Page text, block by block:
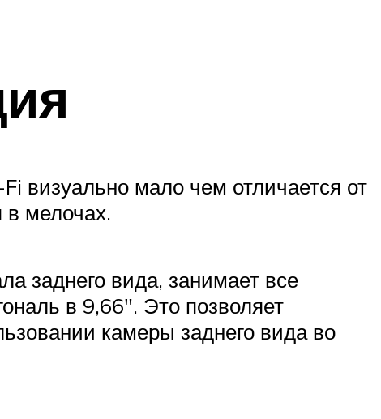
визуально мало чем отличается от
в мелочах.
заднего вида, занимает все
в 9,66″. Это позволяет
камеры заднего вида во